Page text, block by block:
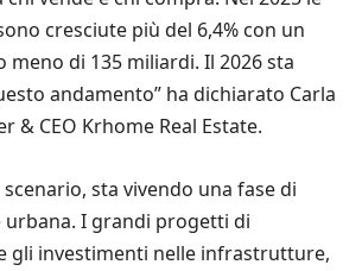
cresciute più del 6,4% con un
di 135 miliardi. Il 2026 sta
andamento” ha dichiarato Carla
& CEO Krhome Real Estate.
sta vivendo una fase di
I grandi progetti di
gli investimenti nelle infrastrutture,